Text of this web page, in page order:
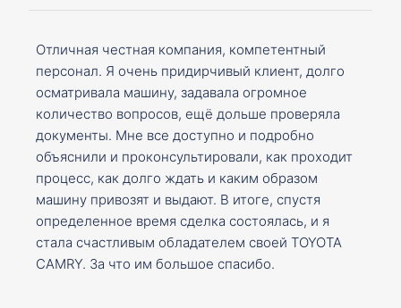
Отличная честная компания, компетентный
персонал. Я очень придирчивый клиент, долго
осматривала машину, задавала огромное
количество вопросов, ещё дольше проверяла
документы. Мне все доступно и подробно
объяснили и проконсультировали, как проходит
процесс, как долго ждать и каким образом
машину привозят и выдают. В итоге, спустя
определенное время сделка состоялась, и я
стала счастливым обладателем своей TOYOTA
CAMRY. За что им большое спасибо.